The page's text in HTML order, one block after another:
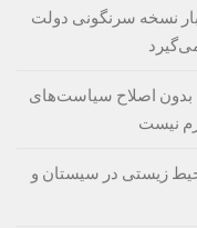
نسخه سرنگونی دولت
بدون اصلاح سیاست‌های
نیست
زیستی در سیستان و